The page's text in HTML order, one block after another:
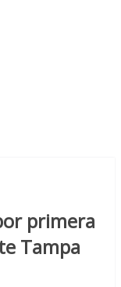
primera
Tampa